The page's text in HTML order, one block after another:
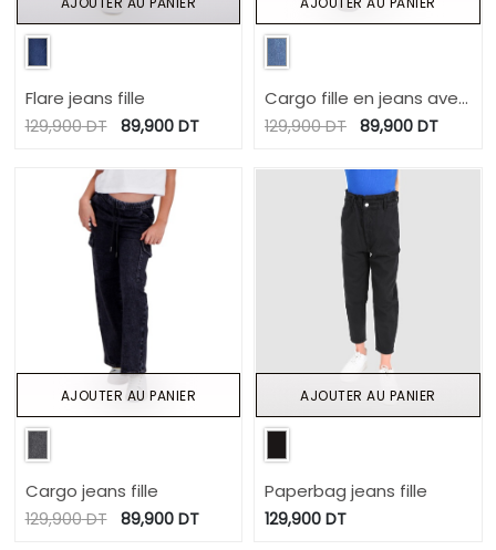
Flare jeans fille
129,900DT 89,900DT
Cargo fille en jeans avec
piping
129,900DT 89,900 DT
Cargo jeans fille
129,900DT 89,900DT
AJOUTER AU PANIER
Paperbag jeans fille
129,900 DT
AJOUTER AU PANIER